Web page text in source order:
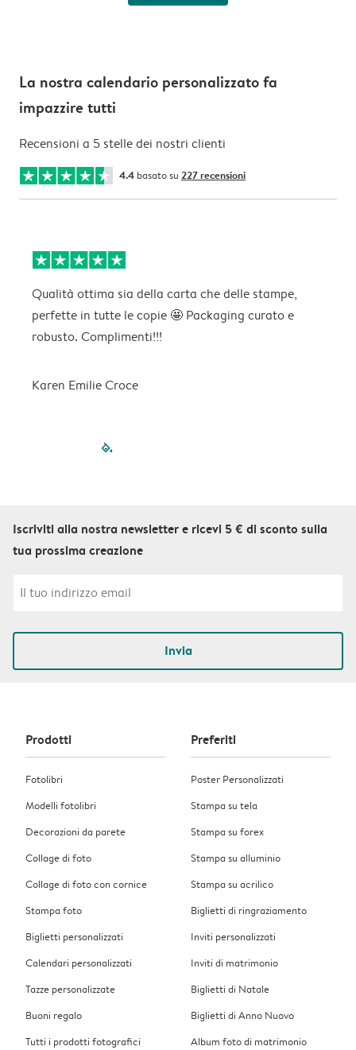
La nostra calendario personalizzato fa
impazzire tutti
Recensioni a 5 stelle dei nostri clienti
4.4 basato su 227 recensioni
Qualità ottima sia della carta che delle stampe,
perfette in tutte le copie 🤩 Packaging curato e
robusto. Complimenti!!!
Karen Emilie Croce
filled-pagination
Iscriviti alla nostra newsletter e ricevi 5 € di sconto sulla
tua prossima creazione
Invia
Prodotti
Fotolibri
Modelli fotolibri
Decorazioni da parete
Collage di foto
Collage di foto con cornice
Stampa foto
Biglietti personalizzati
Calendari personalizzati
Tazze personalizzate
Buoni regalo
Tutti i prodotti fotografici
Preferiti
Poster Personalizzati
Stampa su tela
Stampa su forex
Stampa su alluminio
Stampa su acrilico
Biglietti di ringraziamento
Inviti personalizzati
Inviti di matrimonio
Biglietti di Natale
Biglietti di Anno Nuovo
Album foto di matrimonio